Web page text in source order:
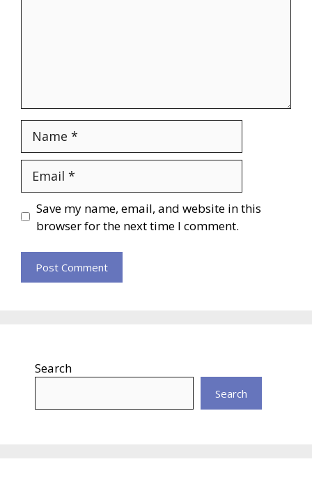
Website
Save my name, email, and website in this
browser for the next time I comment.
Search
Search